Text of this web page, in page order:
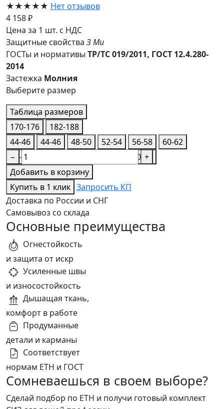
★★★★★ Нет отзывов
4 158 ₽
Цена за 1 шт. с НДС
Защитные свойства ЗМи
ГОСТы и нормативы ТР/ТС 019/2011, ГОСТ 12.4.280-
2014
Застежка Молния
Выберите размер
Таблица размеров
170-176
182-188
44-46
44-46 48-50 52-54 56-58
60-62
44-46
60-62
−
+
Добавить в корзину
Купить в 1 клик Запросить КП
Доставка по России и СНГ
Самовывоз со склада
Основные преимущества
Огнестойкость
и защита от искр
Усиленные швы
и износостойкость
Дышащая ткань,
комфорт в работе
Продуманные
детали и карманы
Соответствует
нормам ЕТН и ГОСТ
Сомневаешься в своем выборе?
Сделай подбор по ЕТН и получи готовый комплект